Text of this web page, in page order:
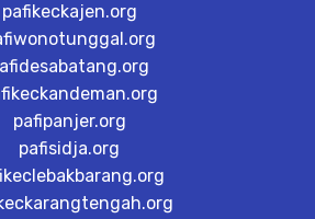
pafikeckajen.org
pafipanjer.org
pafisidja.org